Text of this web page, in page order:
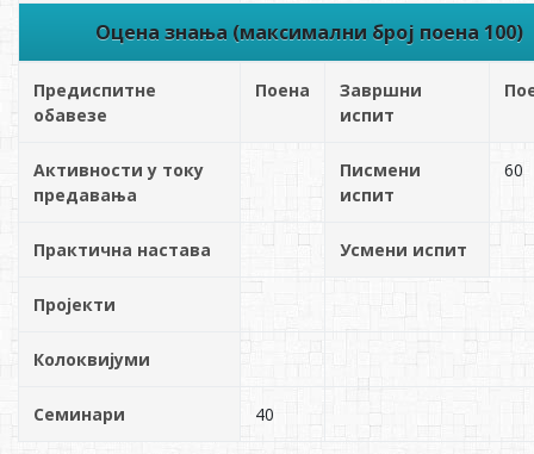
Оцена знања (максимални број поена 100)
Предиспитне
обавезе
Поена
Завршни
испит
Активности у току
предавања
Писмени
испит
60
Практична настава Усмени испит
Пројекти
Колоквијуми
Семинари 40